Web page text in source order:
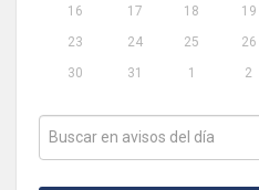
16
17 18 19
23
24 25 26
30
31 1 2